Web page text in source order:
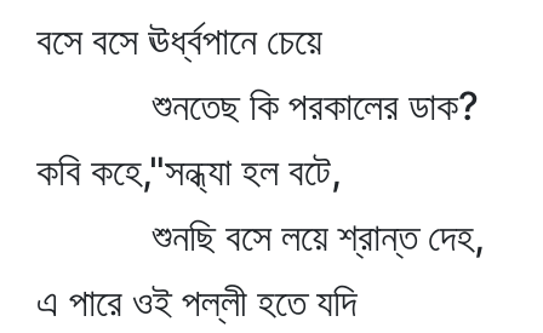
বসে বসে ঊর্ধ্বপানে চেয়ে
শুনতেছ কি পরকালের ডাক?
কবি কহে,"সন্ধ্যা হল বটে,
শুনছি বসে লয়ে শ্রান্ত দেহ,
এ পারে ওই পল্লী হতে যদি